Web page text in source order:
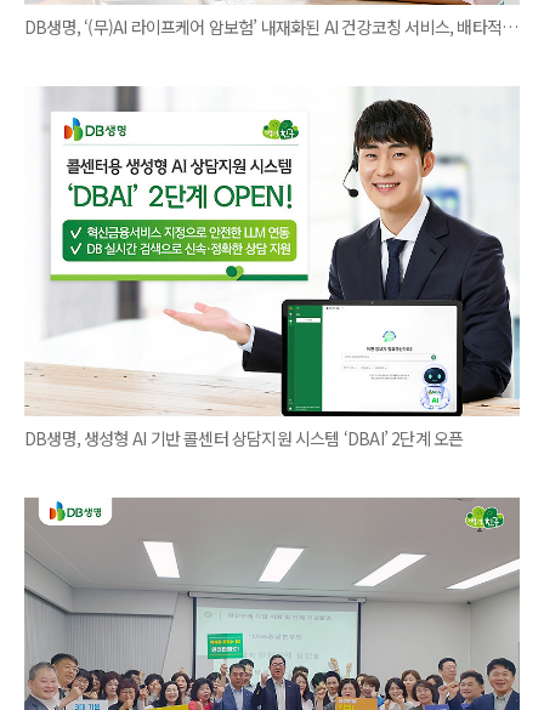
DB생명, ‘(무)AI 라이프케어 암보험’ 내재화된 AI 건강코칭 서비스, 배타적 사용권 획득
DB생명, 생성형 AI 기반 콜센터 상담지원 시스템 ‘DBAI’ 2단계 오픈